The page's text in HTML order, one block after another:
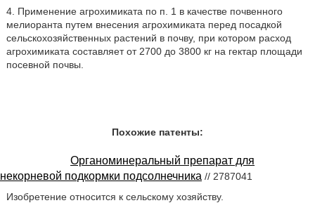
4. Применение агрохимиката по п. 1 в качестве почвенного
мелиоранта путем внесения агрохимиката перед посадкой
сельскохозяйственных растений в почву, при котором расход
агрохимиката составляет от 2700 до 3800 кг на гектар площади
посевной почвы.
Похожие патенты:
Органоминеральный препарат для
некорневой подкормки подсолнечника // 2787041
Изобретение относится к сельскому хозяйству.